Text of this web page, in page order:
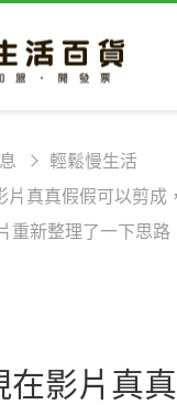
輕鬆慢生活
片真真假假可以剪
重新整理了一下思路
在影片真